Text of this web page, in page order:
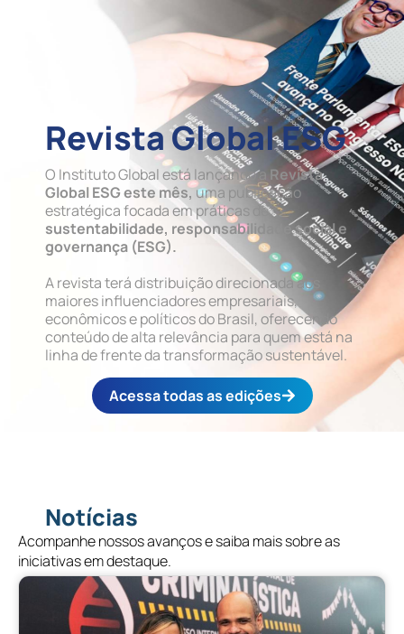
Revista Global ESG
O Instituto Global está lançando a Revista
Global ESG este mês,uma publicação
estratégica focada em práticas de
sustentabilidade, responsabilidade social e
governança (ESG).
A revista terá distribuição direcionada aos
maiores influenciadores empresariais,
econômicos e políticos do Brasil, oferecendo
conteúdo de alta relevância para quem está na
linha de frente da transformação sustentável.
Acessa todas as edições
Notícias
Acompanhe nossos avanços e saiba mais sobre as
iniciativas em destaque.